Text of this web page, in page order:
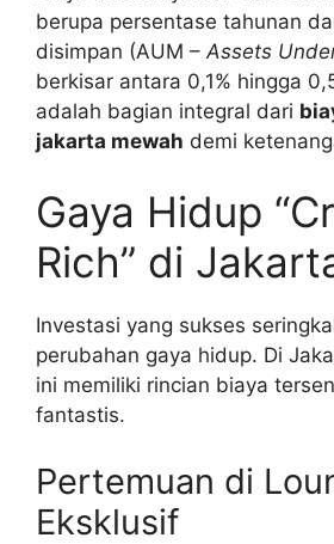
berupa persentase tahunan
disimpan (AUM – Assets
berkisar antara 0,1% hingga
adalah bagian integral dari
jakarta mewah demi
Gaya Hidup
Rich” di
Investasi yang sukses
perubahan gaya hidup. Di
ini memiliki rincian biaya
fantastis.
Pertemuan di
Eksklusif